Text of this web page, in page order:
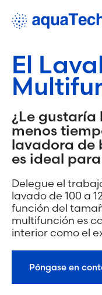
El
¿Le gustaría
menos
lavadora de
es ideal
Delegue el
lavado de 100 a
función del
multifunción es
interior como el
Póngase en